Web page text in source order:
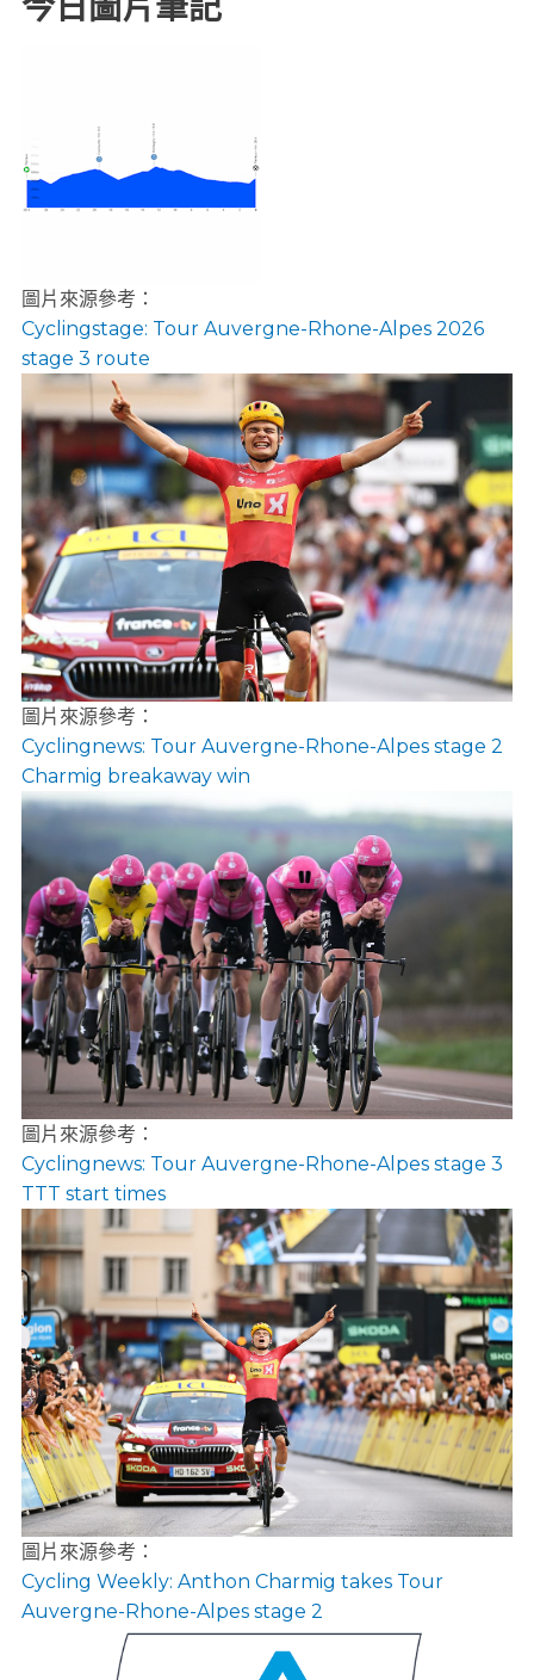
圖片來源參考：
Cyclingstage: Tour Auvergne-Rhone-Alpes 2026
stage 3 route
圖片來源參考：
Cyclingnews: Tour Auvergne-Rhone-Alpes stage 2
Charmig breakaway win
圖片來源參考：
Cyclingnews: Tour Auvergne-Rhone-Alpes stage 3
TTT start times
圖片來源參考：
Cycling Weekly: Anthon Charmig takes Tour
Auvergne-Rhone-Alpes stage 2